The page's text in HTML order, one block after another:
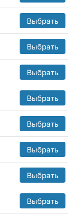
Выбрать
Выбрать
Выбрать
Выбрать
Выбрать
Выбрать
Выбрать
Выбрать